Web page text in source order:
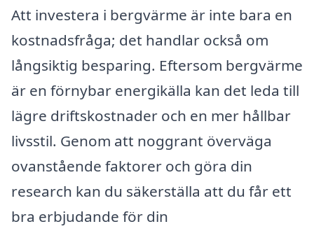
Att investera i bergvärme är inte bara en
kostnadsfråga; det handlar också om
långsiktig besparing. Eftersom bergvärme
är en förnybar energikälla kan det leda till
lägre driftskostnader och en mer hållbar
livsstil. Genom att noggrant överväga
ovanstående faktorer och göra din
research kan du säkerställa att du får ett
bra erbjudande för din